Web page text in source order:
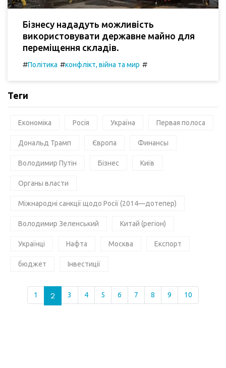
Бізнесу нададуть можливість
використовувати державне майно для
переміщення складів.
#Політика #конфлікт, війна та мир #
Теги
Економіка Росія Україна Первая полоса
Дональд Трамп Європа Финансы
Володимир Путін Бізнес Київ
Органы власти
Міжнародні санкції щодо Росії (2014—дотепер)
Володимир Зеленський Китай (регіон)
Українці Нафта Москва Експорт
бюджет Інвестиції
1 2 3 4 5 6 7 8 9 10